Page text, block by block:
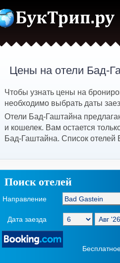
Цены на отели Бад-
Чтобы узнать цены на
необходимо выбрать даты
Отели Бад-Гаштайна
и кошелек. Вам остается
Бад-Гаштайна. Список
Поиск отелей
Направление
Дата заезда